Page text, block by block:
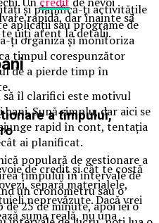
și planifică-ți activitățile
aplicații sau programe de
ți organiza și monitoriza
timpul corespunzător
de a pierde timp în
a timpului,
populară de gestionare a
timpului în intervale de
un cronometru sau o
25 de minute, apoi iei o
rapidă, dar înainte să
uiți atent la detalii.
îl clarifici este motivul
Sună simplu, dar aici se
rapid în cont, tentația
ai planificat.
de credit și cât te costă
separă materialele,
neprevăzute. Dacă vrei
suma reală, nu una